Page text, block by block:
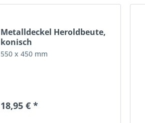
Metalldeckel Heroldbeute,
konisch
550 x 450 mm
18,95 € *